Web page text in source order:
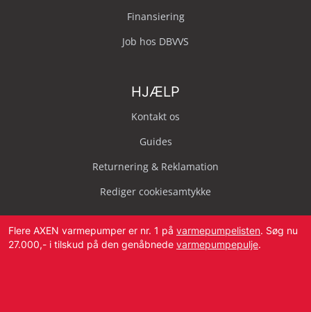
Finansiering
Job hos DBVVS
HJÆLP
Kontakt os
Guides
Returnering & Reklamation
Rediger cookiesamtykke
Flere AXEN varmepumper er nr. 1 på varmepumpelisten. Søg nu
27.000,- i tilskud på den genåbnede varmepumpepulje.